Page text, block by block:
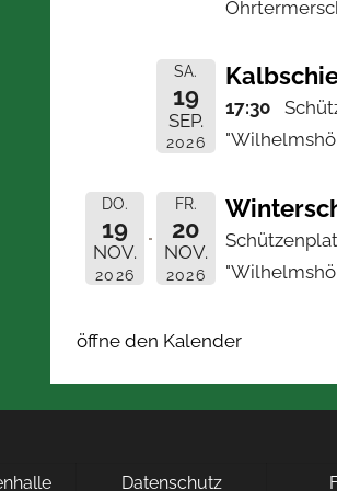
SA.
19
SEP.
2026
17:30
DO.
19
NOV.
2026
FR.
20
NOV.
2026
öffne den Kalender
Datenschutz